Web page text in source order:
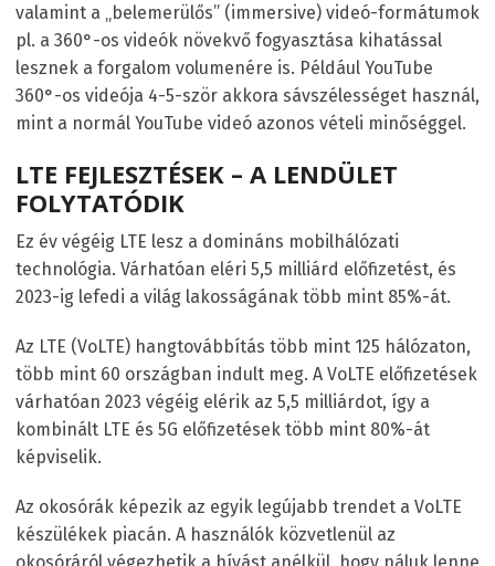
valamint a „belemerülős” (immersive) videó-formátumok
pl. a 360°-os videók növekvő fogyasztása kihatással
lesznek a forgalom volumenére is. Például YouTube
360°-os videója 4-5-ször akkora sávszélességet használ,
mint a normál YouTube videó azonos vételi minőséggel.
LTE FEJLESZTÉSEK – A LENDÜLET
FOLYTATÓDIK
Ez év végéig LTE lesz a domináns mobilhálózati
technológia. Várhatóan eléri 5,5 milliárd előfizetést, és
2023-ig lefedi a világ lakosságának több mint 85%-át.
Az LTE (VoLTE) hangtovábbítás több mint 125 hálózaton,
több mint 60 országban indult meg. A VoLTE előfizetések
várhatóan 2023 végéig elérik az 5,5 milliárdot, így a
kombinált LTE és 5G előfizetések több mint 80%-át
képviselik.
Az okosórák képezik az egyik legújabb trendet a VoLTE
készülékek piacán. A használók közvetlenül az